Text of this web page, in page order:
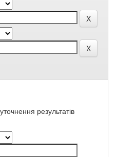
результатів